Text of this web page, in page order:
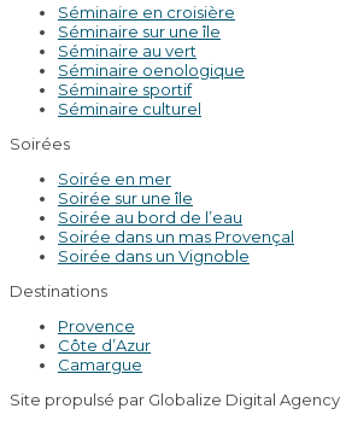
Séminaire en croisière
Séminaire sur une île
Séminaire au vert
Séminaire oenologique
Séminaire sportif
Séminaire culturel
Soirées
Soirée en mer
Soirée sur une île
Soirée au bord de l’eau
Soirée dans un mas Provençal
Soirée dans un Vignoble
Destinations
Provence
Côte d’Azur
Camargue
Site propulsé par Globalize Digital Agency